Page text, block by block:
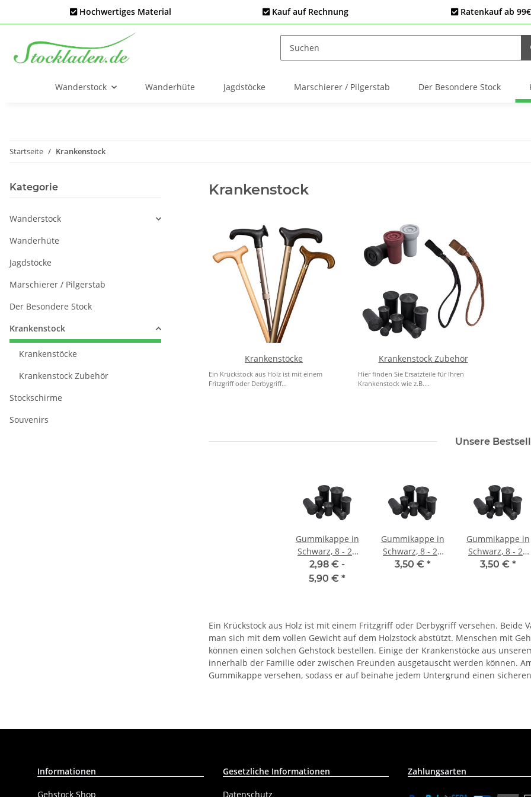
Hochwertiges Material Kauf auf Rechnung Ratenkauf ab 99€
Wanderstock Wanderhüte Jagdstöcke Marschierer / Pilgerstab Der Besondere Stock
Startseite Krankenstock
Krankenstock
Krankenstöcke
Ein Krückstock aus Holz ist mit einem
Fritzgriff oder Derbygriff...
Krankenstock Zubehör
Hier finden Sie Ersatzteile für Ihren
Krankenstock wie z.B....
Unsere
Gummikappe in
Schwarz, 8 - 22
mm
2,98 € -
5,90 € *
Gummikappe in
Schwarz, 8 - 22
mm 10 mm (Gr.
3,50 € *
Gummikappe in
Schwarz, 8 - 22
mm 12 mm (Gr.
3,50 € *
Ein Krückstock aus Holz ist mit einem Fritzgriff oder Derbygriff versehen. Beide
man sich mit dem vollen Gewicht auf dem Holzstock abstützt. Menschen mit
können einen solchen Gehstock bestellen. Einige der Krankenstöcke aus
innerhalb der Familie oder zwischen Freunden ausgetauscht werden können.
Gummikappe versehen, sodass er auf beinahe jedem Untergrund einen
Kategorie
Wanderstock
Wanderhüte
Jagdstöcke
Marschierer / Pilgerstab
Der Besondere Stock
Krankenstock
Krankenstöcke
Krankenstock Zubehör
Stockschirme
Souvenirs
Informationen
Gehstock Shop
Gesetzliche Informationen
Datenschutz
Zahlungsarten